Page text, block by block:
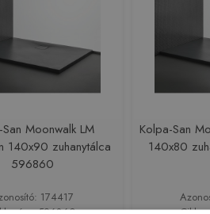
Moonwalk LM
140x90 zuhanytálca
596860
174417
Kolpa-San
140x80